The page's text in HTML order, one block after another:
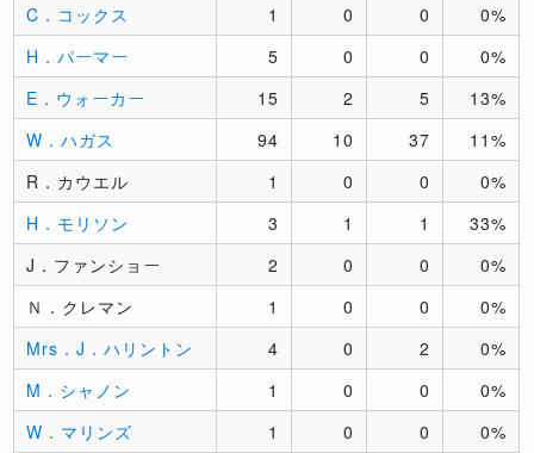
C．コックス
1 0 0
0%
H．パーマー
5 0 0
0%
E．ウォーカー
15 2 5
13%
W．ハガス
94 10 37
11%
R．カウエル
1 0 0
0%
H．モリソン
3 1 1
33%
J．ファンショー
2 0 0
0%
Ｎ．クレマン
1 0 0
0%
Mrs．J．ハリントン
4 0 2
0%
M．シャノン
1 0 0
0%
W．マリンズ
1 0 0
0%